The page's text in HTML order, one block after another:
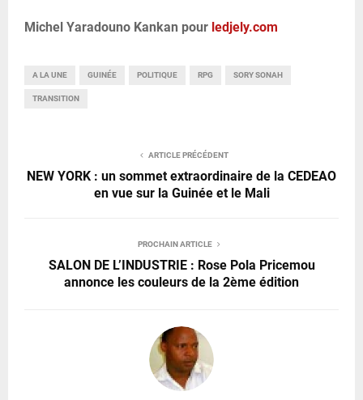
Michel Yaradouno Kankan pour ledjely.com
A LA UNE GUINÉE POLITIQUE RPG SORY SONAH
TRANSITION
ARTICLE PRÉCÉDENT
NEW YORK : un sommet extraordinaire de la CEDEAO
en vue sur la Guinée et le Mali
PROCHAIN ARTICLE
SALON DE L’INDUSTRIE : Rose Pola Pricemou
annonce les couleurs de la 2ème édition